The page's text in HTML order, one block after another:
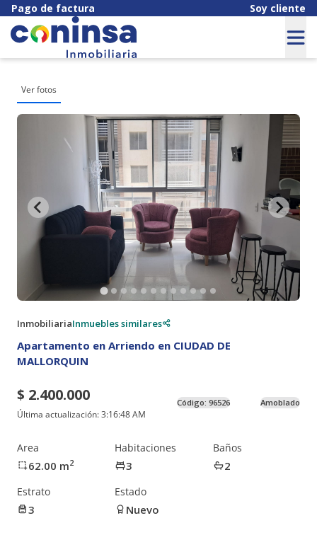
Pago de factura Soy cliente
Ver fotos
InmobiliariaInmuebles similares
Apartamento en Arriendo en CIUDAD DE
MALLORQUIN
$ 2.400.000
Última actualización:3:16:48 AM
Código: 96526 Amoblado
Area
62.00 m2
Habitaciones
3
Baños
2
Estrato
3
Estado
Nuevo